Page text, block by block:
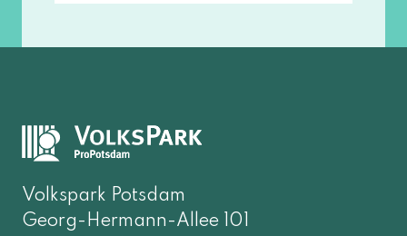
Volkspark Potsdam
Georg-Hermann-Allee 101